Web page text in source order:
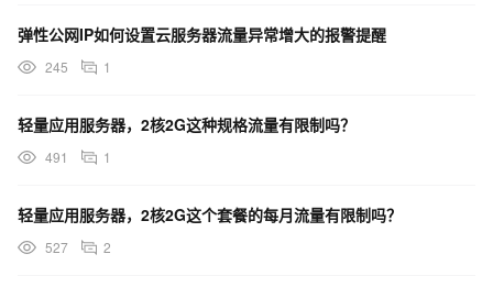
弹性公网IP如何设置云服务器流量异常增大的报警提醒
245 1
轻量应用服务器，2核2G这种规格流量有限制吗？
491 1
轻量应用服务器，2核2G这个套餐的每月流量有限制吗？
527 2